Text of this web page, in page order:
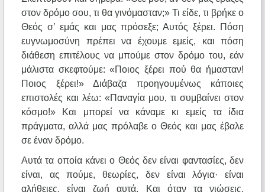
στον δρόμο σου, τι θα γινόμασταν;» Τι είδε, τι βρήκε ο
Θεός σ’ εμάς και μας πρόσεξε; Αυτός ξέρει. Πόση
ευγνωμοσύνη πρέπει να έχουμε εμείς, και πόση
διάθεση επιτέλους να μπούμε στον δρόμο του, εάν
μάλιστα σκεφτούμε: «Ποιος ξέρει πού θα ήμασταν!
Ποιος ξέρει!» Διάβαζα προηγουμένως κάποιες
επιστολές και λέω: «Παναγία μου, τι συμβαίνει στον
κόσμο!» Και μπορεί να κάναμε κι εμείς τα ίδια
πράγματα, αλλά μας πρόλαβε ο Θεός και μας έβαλε
σε έναν δρόμο.
Αυτά τα οποία κάνει ο Θεός δεν είναι φαντασίες, δεν
είναι, ας πούμε, θεωρίες, δεν είναι λόγια· είναι
αλήθειες, είναι ζωή αυτά. Και όταν τα νιώσεις,